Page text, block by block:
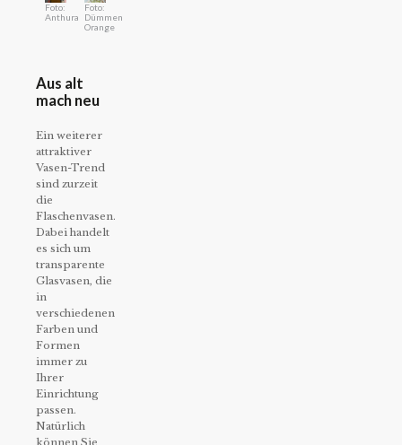
Foto:
Anthura
Foto:
Dümmen
Orange
Aus alt
mach neu
Ein weiterer
attraktiver
Vasen-Trend
sind zurzeit
die
Flaschenvasen.
Dabei handelt
es sich um
transparente
Glasvasen, die
in
verschiedenen
Farben und
Formen
immer zu
Ihrer
Einrichtung
passen.
Natürlich